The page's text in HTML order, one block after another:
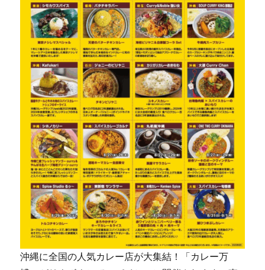
沖縄に全国の人気カレー店が大集結！「カレー万